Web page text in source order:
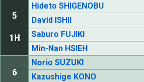
5
1H
Hideto SHIGENOBU
David ISHII
Saburo FUJIKI
Min-Nan HSIEH
6
Norio SUZUKI
Kazushige KONO